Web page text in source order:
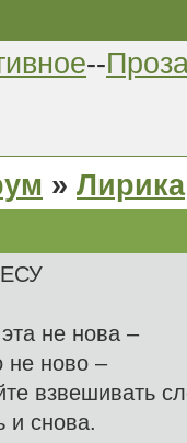
--
» Лирика
не нова –
не ново –
взвешивать
и снова.